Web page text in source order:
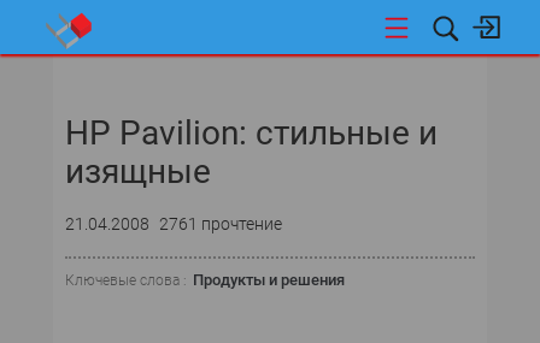
HP Pavilion: стильные и
изящные
21.04.2008 2761 прочтение
Ключевые слова : Продукты и решения